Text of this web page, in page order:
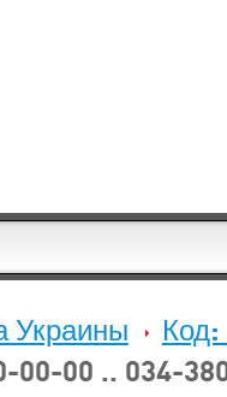
Украины
Код:
00-00 .. 034-